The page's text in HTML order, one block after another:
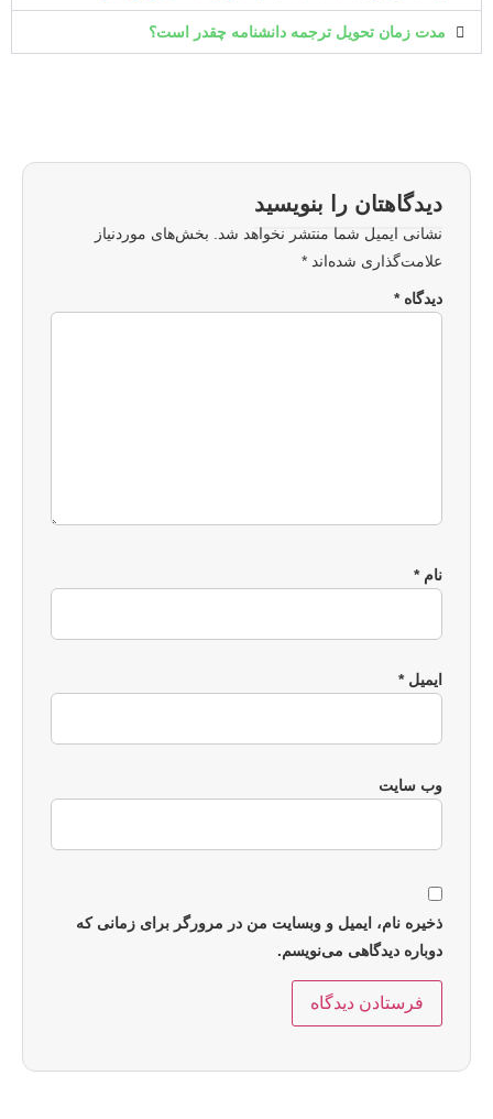
مدت زمان تحویل ترجمه دانشنامه چقدر است؟
دیدگاهتان را بنویسید
نشانی ایمیل شما منتشر نخواهد شد.
بخش‌های موردنیاز
علامت‌گذاری شده‌اند *
دیدگاه*
نام*
ایمیل*
وب‌ سایت
ذخیره نام، ایمیل و وبسایت من در مرورگر برای زمانی که
دوباره دیدگاهی می‌نویسم.